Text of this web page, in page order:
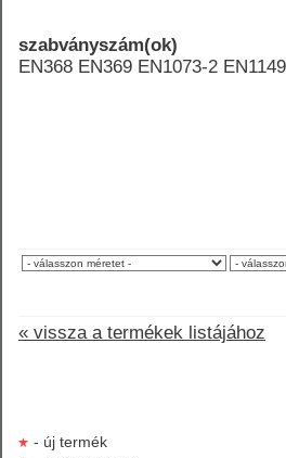
szabványszám(ok)
EN368 EN369 EN1073-2 EN1149
« vissza a termékek listájához
- új termék